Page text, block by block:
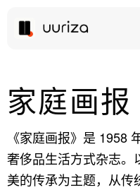
家庭画报
《家庭画报》是 1958
奢侈品生活方式杂志。
美的传承为主题，从传